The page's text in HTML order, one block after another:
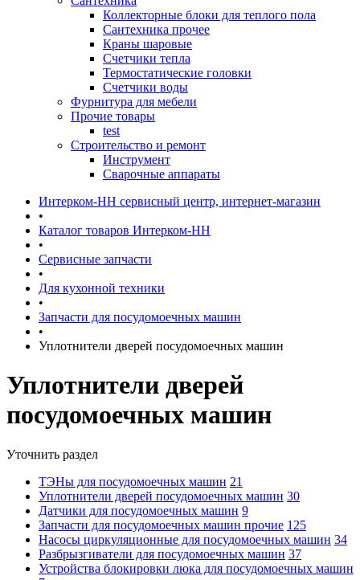
Коллекторные блоки для теплого пола
Сантехника прочее
Краны шаровые
Счетчики тепла
Термоcтатические головки
Счетчики воды
Фурнитура для мебели
Прочие товары
test
Строительство и ремонт
Инструмент
Сварочные аппараты
Интерком-НН сервисный центр, интернет-магазин
•
Каталог товаров Интерком-НН
•
Сервисные запчасти
•
Для кухонной техники
•
Запчасти для посудомоечных машин
•
Уплотнители дверей посудомоечных машин
Уплотнители дверей
посудомоечных машин
Уточнить раздел
ТЭНы для посудомоечных машин 21
Уплотнители дверей посудомоечных машин 30
Датчики для посудомоечных машин 9
Запчасти для посудомоечных машин прочие 125
Насосы циркуляционные для посудомоечных машин 34
Разбрызгиватели для посудомоечных машин 37
Устройства блокировки люка для посудомоечных машин